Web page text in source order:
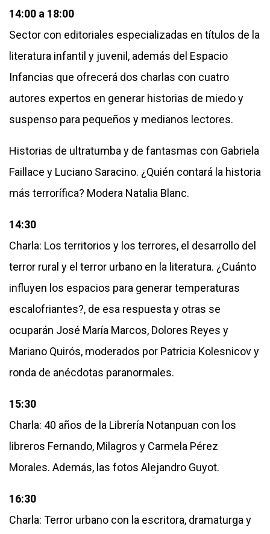
14:00 a 18:00
Sector con editoriales especializadas en títulos de la
literatura infantil y juvenil, además del Espacio
Infancias que ofrecerá dos charlas con cuatro
autores expertos en generar historias de miedo y
suspenso para pequeños y medianos lectores.
Historias de ultratumba y de fantasmas con Gabriela
Faillace y Luciano Saracino. ¿Quién contará la historia
más terrorífica? Modera Natalia Blanc.
14:30
Charla: Los territorios y los terrores, el desarrollo del
terror rural y el terror urbano en la literatura. ¿Cuánto
influyen los espacios para generar temperaturas
escalofriantes?, de esa respuesta y otras se
ocuparán José María Marcos, Dolores Reyes y
Mariano Quirós, moderados por Patricia Kolesnicov y
ronda de anécdotas paranormales.
15:30
Charla: 40 años de la Librería Notanpuan con los
libreros Fernando, Milagros y Carmela Pérez
Morales. Además, las fotos Alejandro Guyot.
16:30
Charla: Terror urbano con la escritora, dramaturga y